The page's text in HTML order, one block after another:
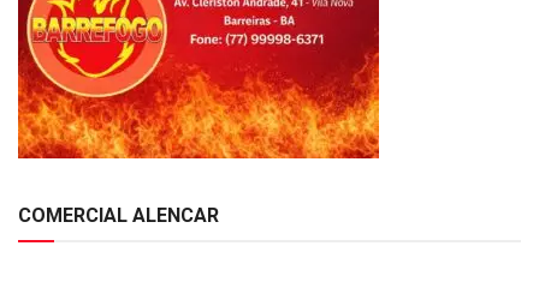
COMERCIAL ALENCAR